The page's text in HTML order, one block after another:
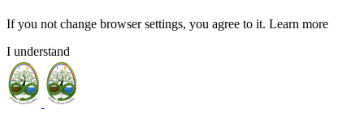
If you not change browser settings, you agree to it. Learn more
I understand